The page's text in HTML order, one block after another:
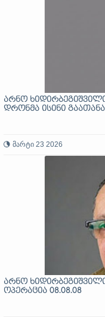
არნო
დრონმა ისინი
მარტი 23 2026
არნო
ოპერაცია 08.08.08